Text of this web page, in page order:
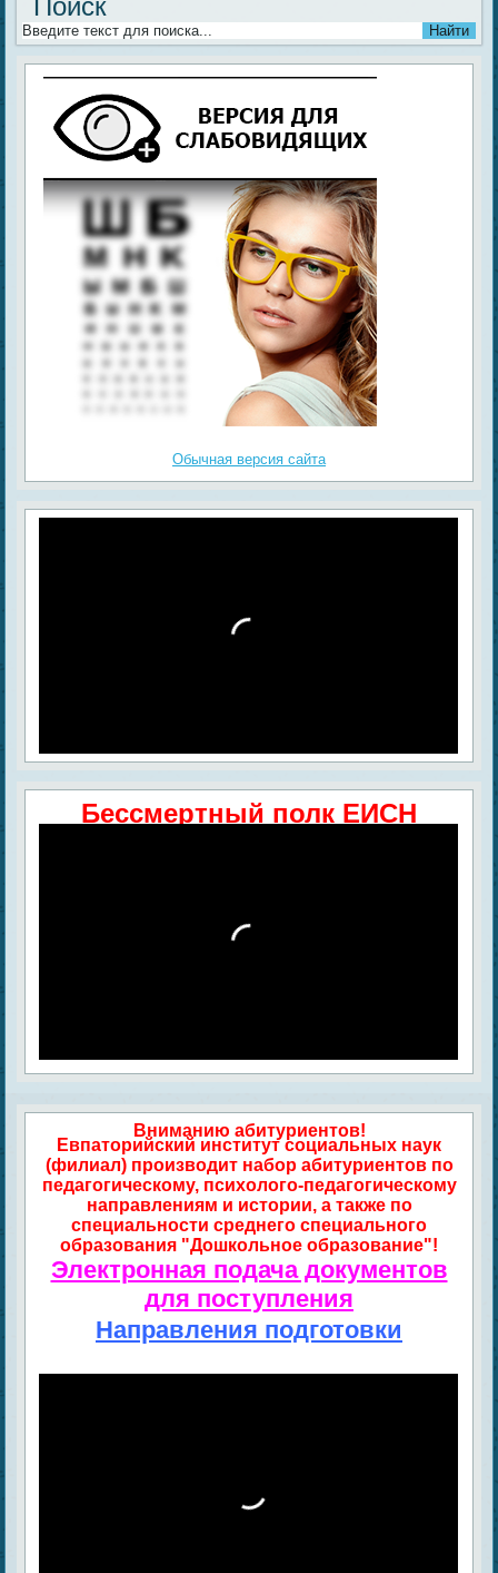
Поиск
Обычная версия сайта
Бессмертный полк ЕИСН
Вниманию абитуриентов!
Евпаторийский институт социальных наук
(филиал) производит набор абитуриентов по
педагогическому, психолого-педагогическому
направлениям и истории, а также по
специальности среднего специального
образования "Дошкольное образование"!
Электронная подача документов
для поступления
Направления подготовки